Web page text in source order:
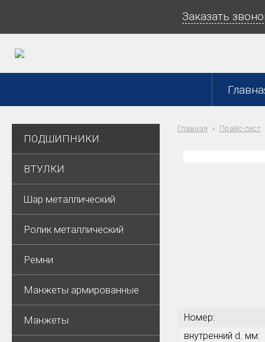
Заказать
ПОДШИПНИКИ
ВТУЛКИ
Шар металлический
Ролик металлический
Ремни
Манжеты армированные
Манжеты
Главная Прайс-лист
Номер:
внутренний d. мм: